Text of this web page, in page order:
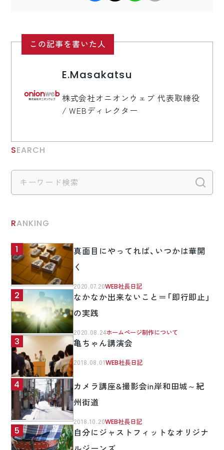
この記事を書いた人
E.Masakatsu
株式会社オニオンウェブ 代表取締役
/ WEBディレクター
SEARCH
RANKING
真面目にやってれば、いつかは華開
く
2020.07.20WEB社長日記
なかなか出来ないこと＝「即行即止」
の実践
2020.08.24ホームページ制作について
亀ちゃん講演会
2018.08.01WEB社長日記
カメラ講座&撮影会in岸和田城～紀
州街道
2018.10.20WEB社長日記
自分にジャストフィットなオリジナ
ルジーンズ